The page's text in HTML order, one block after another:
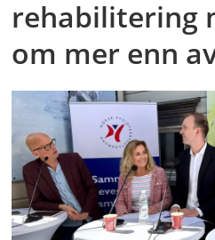
rehabilitering
om mer enn